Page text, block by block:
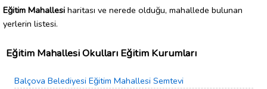
Eğitim Mahallesi haritası ve nerede olduğu, mahallede bulunan
yerlerin listesi.
Eğitim Mahallesi Okulları Eğitim Kurumları
Balçova Belediyesi Eğitim Mahallesi Semtevi